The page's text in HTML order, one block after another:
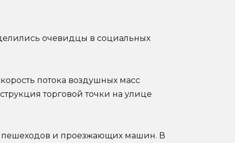
очевидцы в социальных
потока воздушных масс
торговой точки на улице
пешеходов и проезжающих машин. В